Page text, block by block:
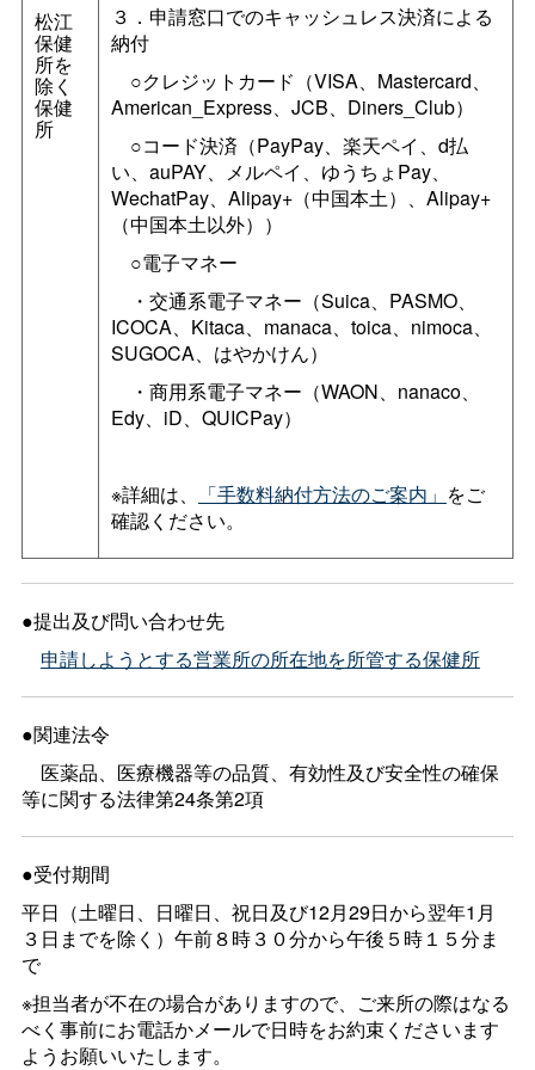
松江
保健
所を
除く
保健
所
３．申請窓口でのキャッシュレス決済による
納付
○クレジットカード（VISA、Mastercard、
American_Express、JCB、Diners_Club）
○コード決済（PayPay、楽天ペイ、d払
い、auPAY、メルペイ、ゆうちょPay、
WechatPay、Alipay+（中国本土）、Alipay+
（中国本土以外））
○電子マネー
・交通系電子マネー（Suica、PASMO、
ICOCA、Kitaca、manaca、toica、nimoca、
SUGOCA、はやかけん）
・商用系電子マネー（WAON、nanaco、
Edy、iD、QUICPay）
※詳細は、 「手数料納付方法のご案内」 をご
確認ください。
●提出及び問い合わせ先
申請しようとする営業所の所在地を所管する保健所
●関連法令
医薬品、医療機器等の品質、有効性及び安全性の確保
等に関する法律第24条第2項
●受付期間
平日（土曜日、日曜日、祝日及び12月29日から翌年1月
３日までを除く）午前８時３０分から午後５時１５分ま
で
※担当者が不在の場合がありますので、ご来所の際はなる
べく事前にお電話かメールで日時をお約束くださいます
ようお願いいたします。